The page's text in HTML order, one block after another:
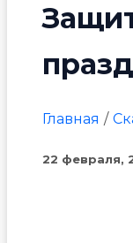
Главная
22 февраля,